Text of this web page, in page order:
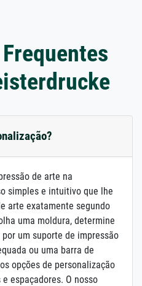
de arte na
simples e intuitivo que lhe
arte exatamente segundo
uma moldura, determine
um suporte de impressão
ou uma barra de
opções de personalização
espaçadores. O nosso